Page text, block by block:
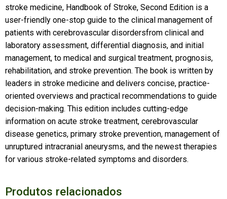
stroke medicine, Handbook of Stroke, Second Edition is a
user-friendly one-stop guide to the clinical management of
patients with cerebrovascular disordersfrom clinical and
laboratory assessment, differential diagnosis, and initial
management, to medical and surgical treatment, prognosis,
rehabilitation, and stroke prevention. The book is written by
leaders in stroke medicine and delivers concise, practice-
oriented overviews and practical recommendations to guide
decision-making. This edition includes cutting-edge
information on acute stroke treatment, cerebrovascular
disease genetics, primary stroke prevention, management of
unruptured intracranial aneurysms, and the newest therapies
for various stroke-related symptoms and disorders.
Produtos relacionados